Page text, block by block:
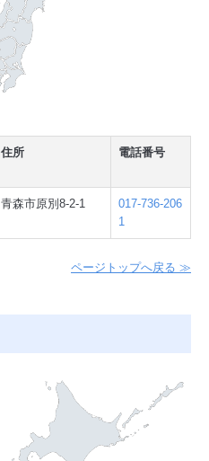
住所 電話番号
青森市原別8-2-1
017-736-206
1
ページトップへ戻る ≫